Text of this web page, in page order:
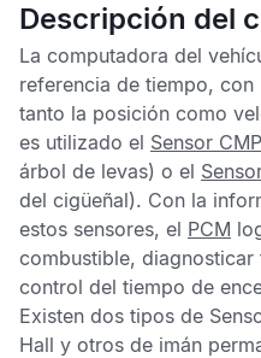
Descripción del
La computadora del
referencia de tiempo,
tanto la posición como
es utilizado el Sensor CMP
árbol de levas) o el
del cigüeñal). Con la
estos sensores, el PCM
combustible,
control del tiempo de
Existen dos tipos de
Hall y otros de imán